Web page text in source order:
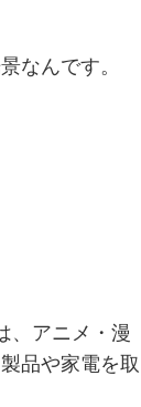
なんです。
、アニメ・漫
品や家電を取